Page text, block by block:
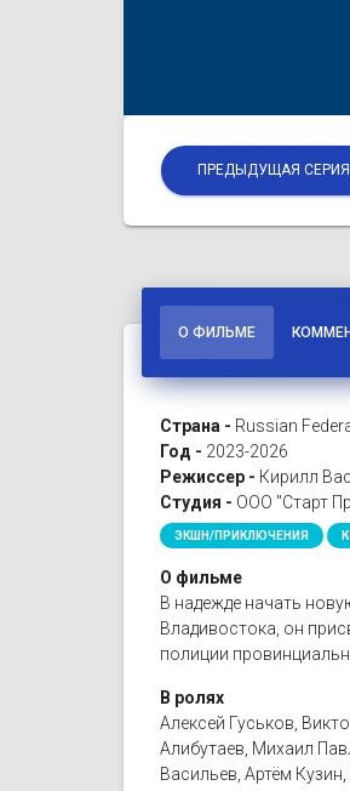
ПРЕДЫДУЩАЯ
О ФИЛЬМЕ
Страна - Russian
Год - 2023-2026
Режиссер - Кирилл
Студия - ООО "Старт
ЭКШН/ПРИКЛЮЧЕНИЯ
О фильме
В надежде начать
Владивостока, он
полиции
В ролях
Алексей Гуськов,
Алибутаев, Михаил
Васильев, Артём